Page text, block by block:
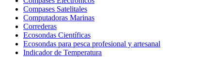
Compases Satelitales
Computadoras Marinas
Correderas
Ecosondas Científicas
Ecosondas para pesca profesional y artesanal
Indicador de Temperatura